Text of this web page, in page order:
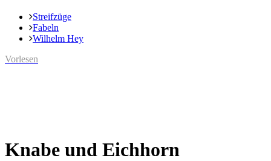
Streifzüge
Fabeln
Wilhelm Hey
Vorlesen
Knabe und Eichhorn